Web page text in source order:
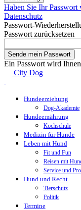
Haben Sie Ihr Passwort
Datenschutz
Passwort-
Passwort zurücksetzen
Ein Passwort wird
City Dog
Hundeerziehung
Dog-Akademie
Hundeernährung
Kochschule
Medizin für Hunde
Leben mit Hund
Fit und Fun
Reisen mit
Service und
Hund und Recht
Tierschutz
Politik
Termine